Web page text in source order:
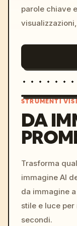
parole chiave
STRUMENTI
DA
Trasforma
immagine AI
da immagine
stile e luce
secondi.